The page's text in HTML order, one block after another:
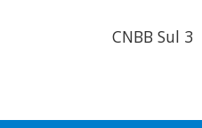
CNBB Sul 3